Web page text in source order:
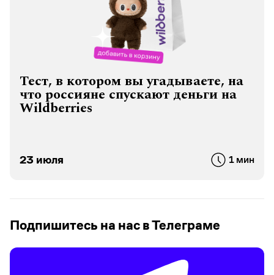
Тест, в котором вы угадываете, на
что россияне спускают деньги на
Wildberries
23 июля 1 мин
Подпишитесь на нас в Телеграме